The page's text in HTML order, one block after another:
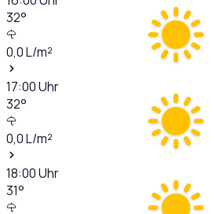
32°
0,0L/m²
17:00Uhr
32°
0,0L/m²
18:00Uhr
31°